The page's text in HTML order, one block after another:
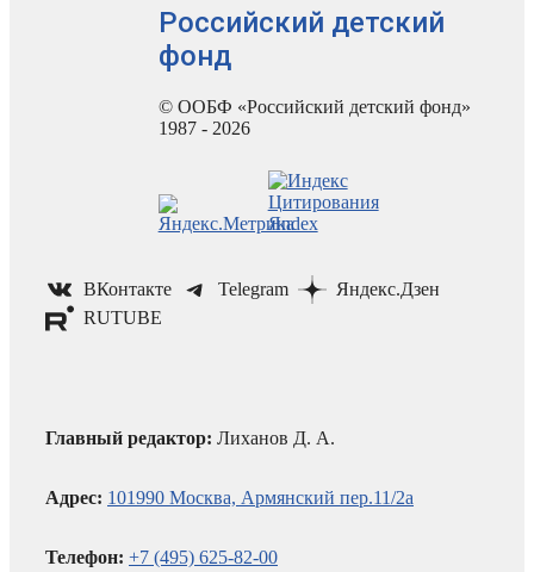
Российский детский
фонд
© ООБФ «Российский детский фонд»
1987 - 2026
ВКонтакте Telegram
Яндекс.Дзен
RUTUBE
Главный редактор: Лиханов Д. А.
Адрес: 101990 Москва, Армянский пер.11/2а
Телефон: +7 (495) 625-82-00